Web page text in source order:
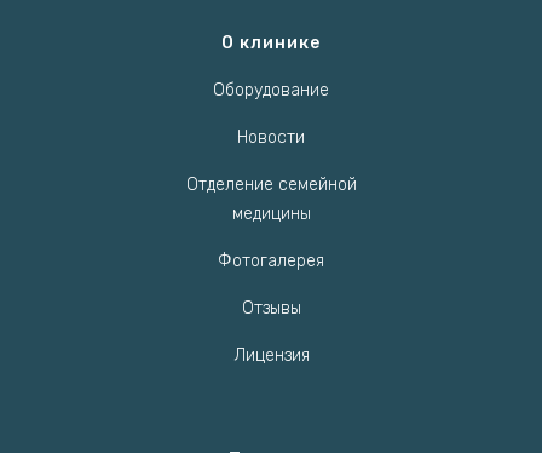
О клинике
Оборудование
Новости
Отделение семейной
медицины
Фотогалерея
Отзывы
Лицензия